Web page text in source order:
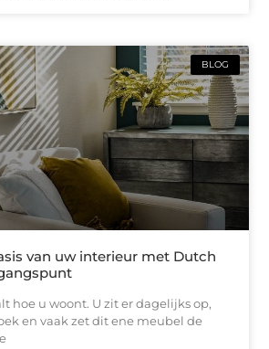
BLOG
van uw interieur met Dutch
hoe u woont. U zit er dagelijks op,
en vaak zet dit ene meubel de